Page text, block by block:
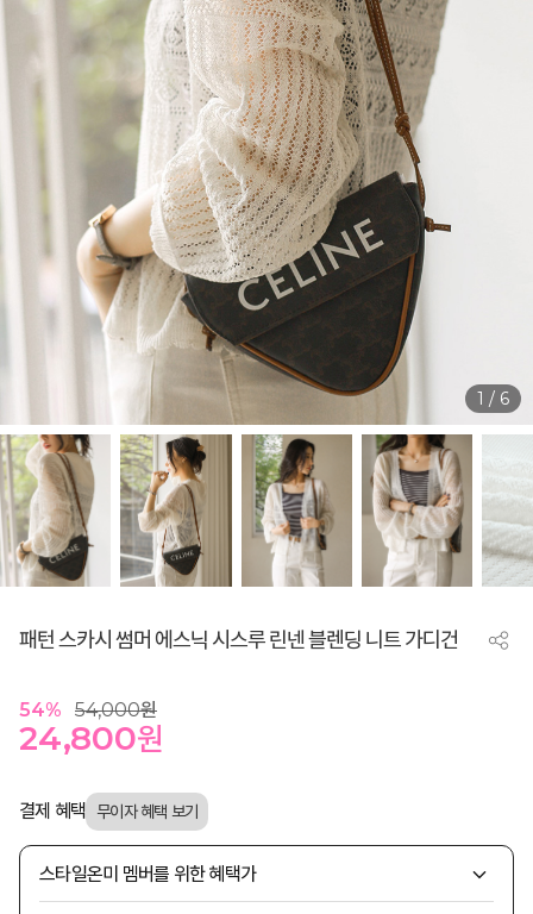
1 / 6
패턴 스카시 썸머 에스닉 시스루 린넨 블렌딩 니트 가디건
54% 54,000원
24,800원
결제 혜택
스타일온미 멤버를 위한 혜택가